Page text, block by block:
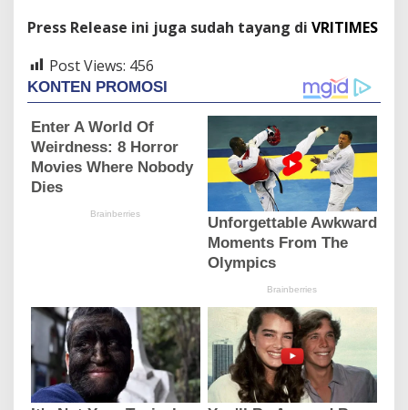
Press Release ini juga sudah tayang di VRITIMES
Post Views: 456